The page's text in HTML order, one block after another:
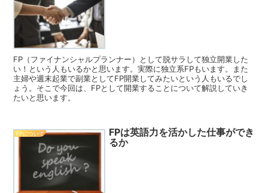
FP（ファイナンシャルプランナー）として脱サラして独立開業した
い！という人もいるかと思います。実際に独立系FPもいます。また
主婦や週末起業で副業としてFP開業してみたいという人もいるでし
ょう。そこで今回は、FPとして開業することについて解説していき
たいと思います。
FPについて
FPは英語力を活かした仕事ができ
るか